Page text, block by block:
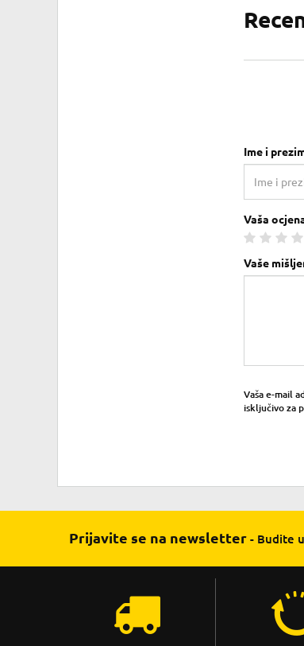
Ime i
Vaša
Vaše
Vaša e-mail
isključivo za
Prijavite se na newsletter - Budite